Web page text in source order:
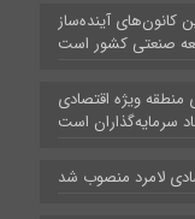
کانون‌های آینده‌ساز
صنعتی کشور است
ویژه اقتصادی
سرمایه‌گذاران است
لامرد منصوب شد